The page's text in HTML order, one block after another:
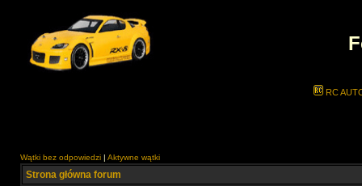
RC
Wątki bez odpowiedzi | Aktywne wątki
Strona główna forum